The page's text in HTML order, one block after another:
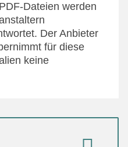
Dateien werden
Der Anbieter
für diese
keine